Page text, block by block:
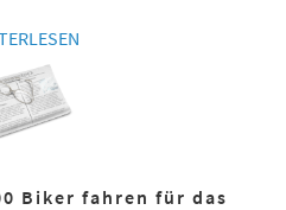
Biker fahren für das